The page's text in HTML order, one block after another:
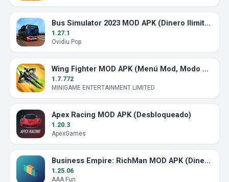
Bus Simulator 2023 MOD APK (Dinero Ilimitado)
1.27.1
Ovidiu Pop
Wing Fighter MOD APK (Menú Mod, Modo Dios)
1.7.772
MINIGAME ENTERTAINMENT LIMITED
Apex Racing MOD APK (Desbloqueado)
1.20.3
ApexGames
Business Empire: RichMan MOD APK (Dinero Ilimitado)
1.25.06
AAA Fun